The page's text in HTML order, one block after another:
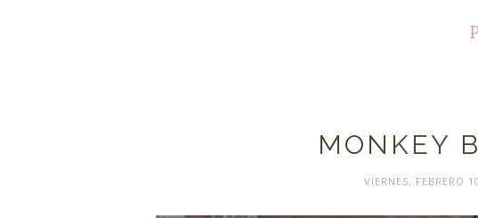
MONKEY
VIERNES, FEBRERO